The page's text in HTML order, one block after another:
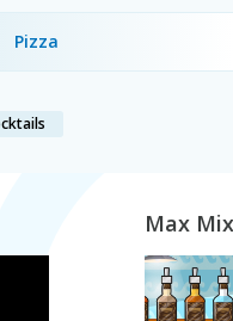
Pizza
Max